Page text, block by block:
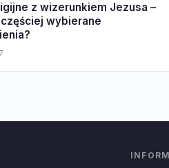
z wizerunkiem Jezusa –
wybierane